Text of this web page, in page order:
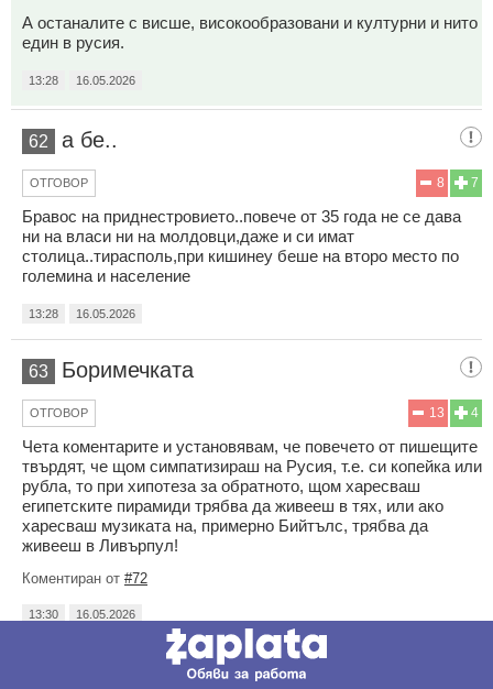
А останалите с висше, високообразовани и културни и нито
един в русия.
13:28 16.05.2026
62 а бе..
7
8
ОТГОВОР
Бравос на приднестровието..повече от 35 года не се дава
ни на власи ни на молдовци,даже и си имат
столица..тирасполь,при кишинеу беше на второ место по
големина и население
13:28 16.05.2026
63 Боримечката
4
13
ОТГОВОР
Чета коментарите и установявам, че повечето от пишещите
твърдят, че щом симпатизираш на Русия, т.е. си копейка или
рубла, то при хипотеза за обратното, щом харесваш
египетските пирамиди трябва да живееш в тях, или ако
харесваш музиката на, примерно Бийтълс, трябва да
живееш в Ливърпул!
Коментиран от #72
13:30 16.05.2026